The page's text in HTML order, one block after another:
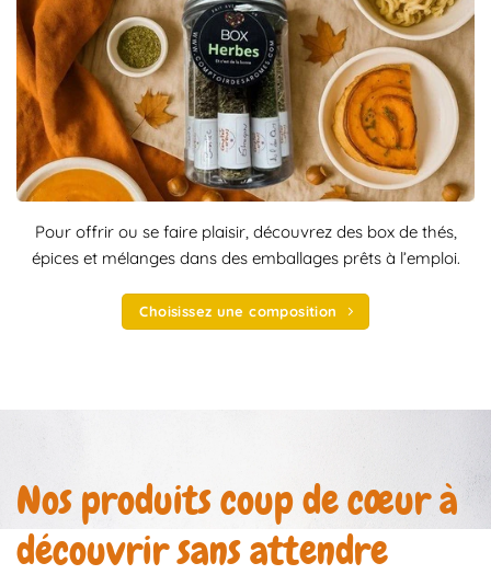
Pour offrir ou se faire plaisir, découvrez des box de thés,
épices et mélanges dans des emballages prêts à l’emploi.
Choisissez une composition
Nos produits coup de cœur à
découvrir sans attendre